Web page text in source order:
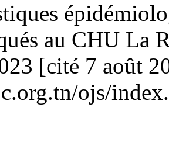
au CHU La
[cité 7 août
ojs/